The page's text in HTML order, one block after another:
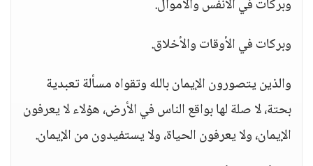
وبركات في الأنفس والأموال.
وبركات في الأوقات والأخلاق.
والذين يتصورون الإيمان بالله وتقواه مسألة تعبدية
بحتة، لا صلة لها بواقع الناس في الأرض، هؤلاء لا يعرفون
الإيمان، ولا يعرفون الحياة، ولا يستفيدون من الإيمان.